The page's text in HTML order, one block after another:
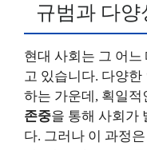
규범과 다양
현대 사회는 그 어
고 있습니다. 다양
하는 가운데, 획일
존중을 통해 사회가
다. 그러나 이 과정